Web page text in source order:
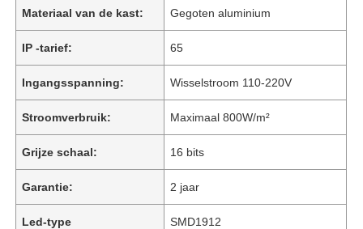
Materiaal van de kast: Gegoten aluminium
IP -tarief: 65
Ingangsspanning: Wisselstroom 110-220V
Stroomverbruik: Maximaal 800W/m²
Grijze schaal: 16 bits
Garantie: 2 jaar
Led-type SMD1912